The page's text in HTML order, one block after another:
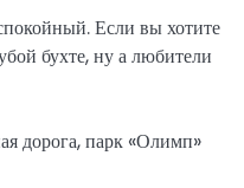
Если вы хотите
бухте, ну а любители
парк «Олимп»